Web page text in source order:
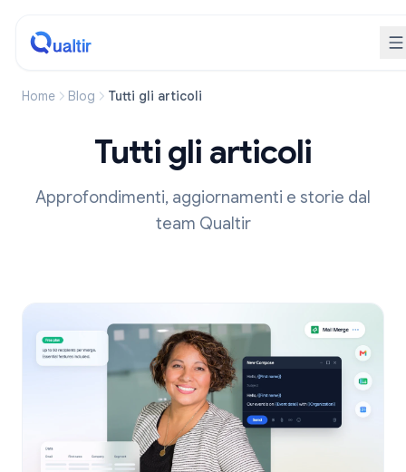
Home Blog Tutti gli articoli
Tutti gli articoli
Approfondimenti, aggiornamenti e storie dal
team Qualtir